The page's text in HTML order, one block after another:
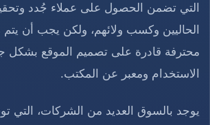
التي تضمن الحصول على عملاء جُدد
الحاليين وكسب ولائهم، ولكن يجب أن
محترفة قادرة على تصميم الموقع
الاستخدام ومعبر عن المكتب.
يوجد بالسوق العديد من الشركات، التي